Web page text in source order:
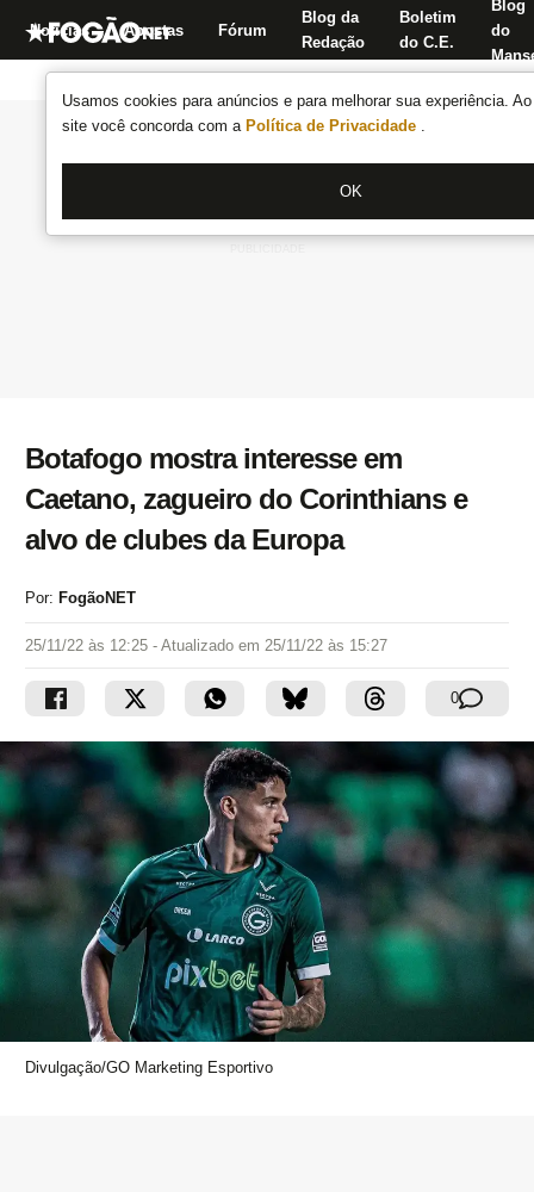
Usamos cookies para anúncios e para melhorar sua experiência.
site você concorda com a Política de Privacidade .
OK
Notícias Apostas Fórum
Blog da
Redação
Boletim
do C.E.
Blog
do
Botafogo mostra interesse em
Caetano, zagueiro do Corinthians e
alvo de clubes da Europa
Por: FogãoNET
25/11/22 às 12:25 - Atualizado em 25/11/22 às 15:27
0
Divulgação/GO Marketing Esportivo